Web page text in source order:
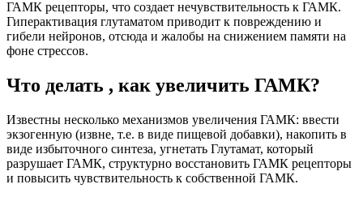
ГАМК рецепторы, что создает нечувствительность к ГАМК.
Гиперактивация глутаматом приводит к повреждению и
гибели нейронов, отсюда и жалобы на снижением памяти на
фоне стрессов.
Что делать , как увеличить ГАМК?
Известны несколько механизмов увеличения ГАМК: ввести
экзогенную (извне, т.е. в виде пищевой добавки), накопить в
виде избыточного синтеза, угнетать Глутамат, который
разрушает ГАМК, структурно восстановить ГАМК рецепторы
и повысить чувствительность к собственной ГАМК.